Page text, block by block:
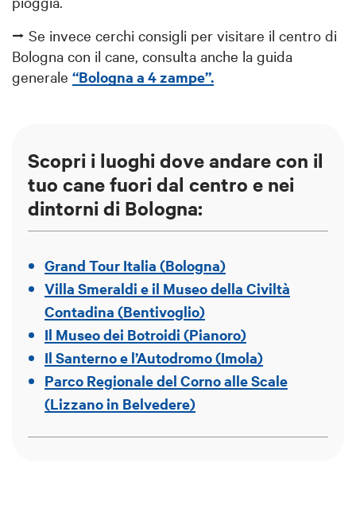
⭢ Se invece cerchi consigli per visitare il centro di
Bologna con il cane, consulta anche la guida
generale “Bologna a 4 zampe”.
Scopri i luoghi dove andare con il
tuo cane fuori dal centro e nei
dintorni di Bologna:
Grand Tour Italia (Bologna)
Villa Smeraldi e il Museo della Civiltà
Contadina (Bentivoglio)
Il Museo dei Botroidi (Pianoro)
Il Santerno e l’Autodromo (Imola)
Parco Regionale del Corno alle Scale
(Lizzano in Belvedere)